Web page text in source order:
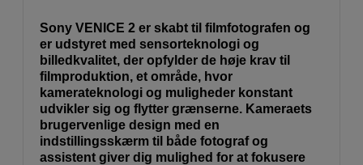
Sony VENICE 2 er skabt til filmfotografen og
er udstyret med sensorteknologi og
billedkvalitet, der opfylder de høje krav til
filmproduktion, et område, hvor
kamerateknologi og muligheder konstant
udvikler sig og flytter grænserne. Kameraets
brugervenlige design med en
indstillingsskærm til både fotograf og
assistent giver dig mulighed for at fokusere